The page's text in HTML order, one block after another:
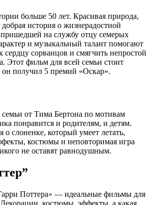
больше 50 лет. Красивая природа,
история о жизнерадостной
на службу отцу семерых
и музыкальный талант помогают
сердцу сорванцов и смягчить непростой
Этот фильм для всей семьи стоит
он получил 5 премий «Оскар».
от Тима Бертона по мотивам
понравится и родителям, и детям.
о слоненке, который умеет летать,
костюмы и неповторимая игра
не оставят равнодушным.
Поттера» — идеальные фильмы для